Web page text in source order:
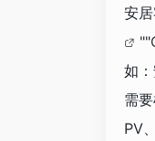
安
""
如
需
PV